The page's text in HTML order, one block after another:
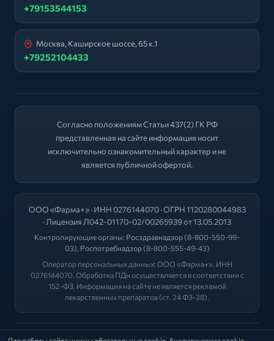
+79153544153
Москва, Каширское шоссе, 65 к.1
+79252104433
Согласно положениям Статьи 437(2) ГК РФ
представленная на сайте информация носит
исключительно ознакомительный характер и не
является публичной офертой.
ООО «Фарма+» · ИНН 0276144070 · ОГРН 1120280044983
· Лицензия Л042-01170-02/00265939 от 13.05.2013
Контролирующие органы: Росздравнадзор(8-800-550-99-
03), Роспотребнадзор(8-800-555-49-43)
Оператор персональных данных: ООО «Фарма+», ИНН
0276144070. Обработка ПДн осуществляется в соответствии с
152-ФЗ. Информация на сайте не является рекламой
лекарственных препаратов (ст. 24 ФЗ-38).